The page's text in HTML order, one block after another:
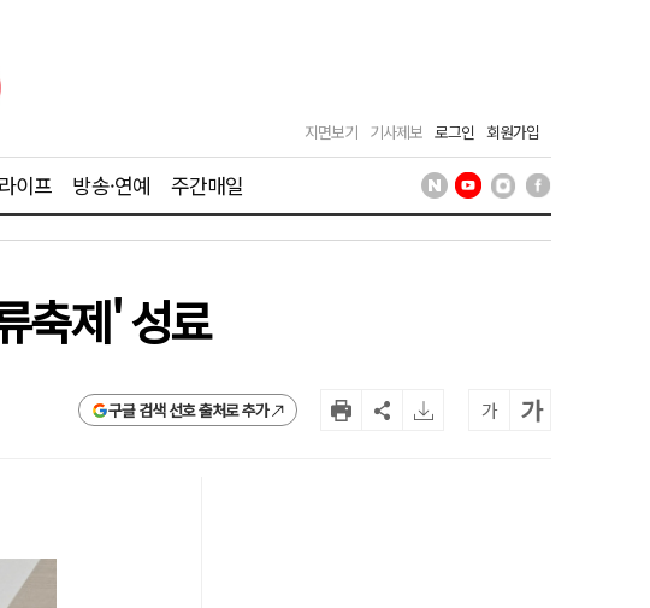
지면보기 기사제보 로그인 회원가입
라이프 방송·연예 주간매일
축제' 성료
구글 검색 선호 출처로 추가 가 가